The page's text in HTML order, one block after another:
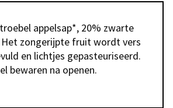
appelsap*, 20% zwarte
Het zongerijpte fruit wordt vers
en lichtjes gepasteuriseerd.
bewaren na openen.